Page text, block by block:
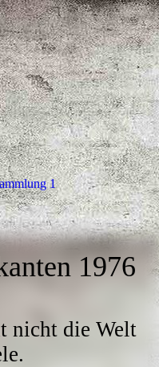
1
1976
nicht die Welt